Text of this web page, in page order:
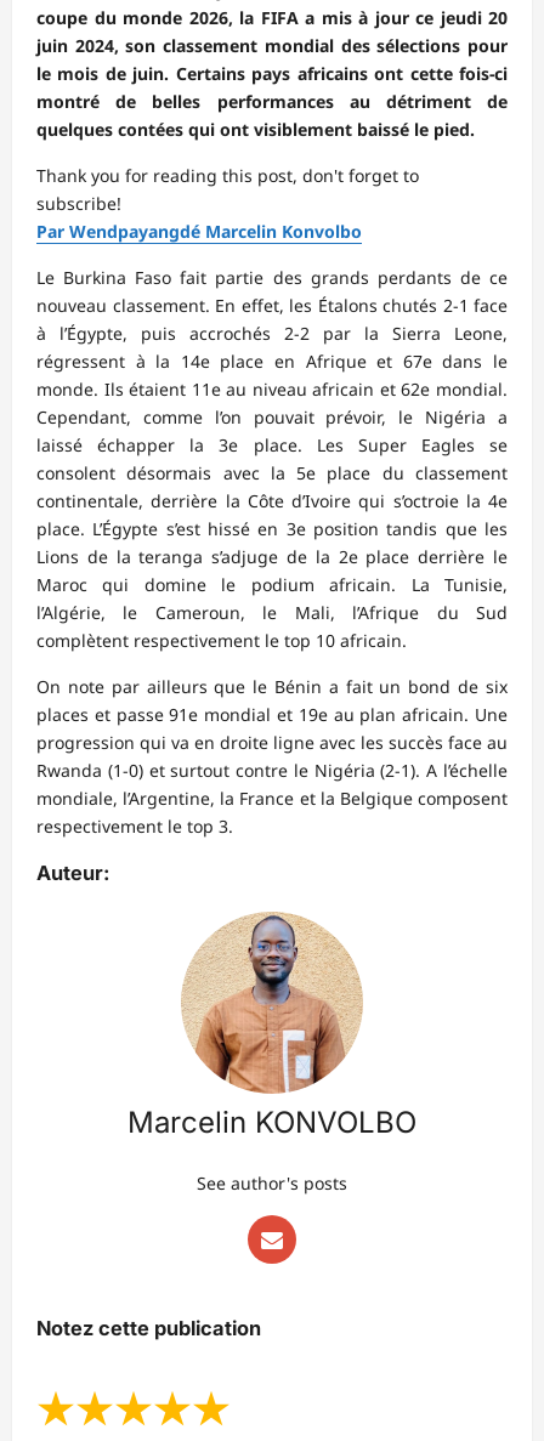
coupe du monde 2026, la FIFA a mis à jour ce jeudi 20
juin 2024, son classement mondial des sélections pour
le mois de juin. Certains pays africains ont cette fois-ci
montré de belles performances au détriment de
quelques contées qui ont visiblement baissé le pied.
Thank you for reading this post, don't forget to
subscribe!
Par Wendpayangdé Marcelin Konvolbo
Le Burkina Faso fait partie des grands perdants de ce
nouveau classement. En effet, les Étalons chutés 2-1 face
à l’Égypte, puis accrochés 2-2 par la Sierra Leone,
régressent à la 14e place en Afrique et 67e dans le
monde. Ils étaient 11e au niveau africain et 62e mondial.
Cependant, comme l’on pouvait prévoir, le Nigéria a
laissé échapper la 3e place. Les Super Eagles se
consolent désormais avec la 5e place du classement
continentale, derrière la Côte d’Ivoire qui s’octroie la 4e
place. L’Égypte s’est hissé en 3e position tandis que les
Lions de la teranga s’adjuge de la 2e place derrière le
Maroc qui domine le podium africain. La Tunisie,
l’Algérie, le Cameroun, le Mali, l’Afrique du Sud
complètent respectivement le top 10 africain.
On note par ailleurs que le Bénin a fait un bond de six
places et passe 91e mondial et 19e au plan africain. Une
progression qui va en droite ligne avec les succès face au
Rwanda (1-0) et surtout contre le Nigéria (2-1). A l’échelle
mondiale, l’Argentine, la France et la Belgique composent
respectivement le top 3.
Auteur:
Marcelin KONVOLBO
See author's posts
Notez cette publication
★★★★★